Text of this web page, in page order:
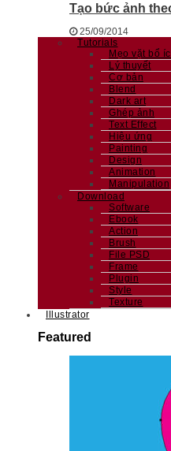
Tạo bức ảnh
25/09/2014
Tutorials
Mẹo vặt bổ
Lý thuyết
Cơ bản
Blend
Dark art
Ghép ảnh
Text Effect
Hiệu ứng
Painting
Design
Animation
Manipulation
Download
Software
Ebook
Action
Brush
File PSD
Frame
Plugin
Style
Texture
Illustrator
Featured